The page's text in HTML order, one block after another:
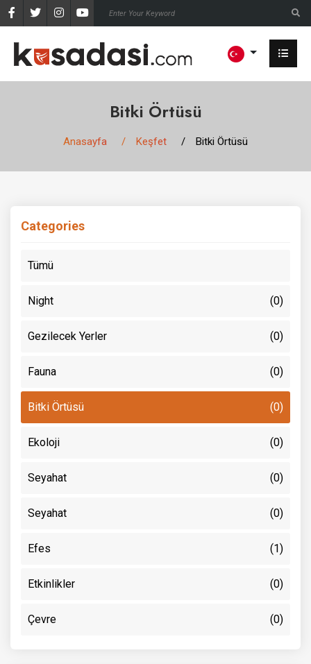
Bitki Örtüsü
Anasayfa Keşfet Bitki Örtüsü
Categories
Tümü
Night (0)
Gezilecek Yerler (0)
Fauna (0)
Bitki Örtüsü (0)
Ekoloji (0)
Seyahat (0)
Seyahat (0)
Efes (1)
Etkinlikler (0)
Çevre (0)